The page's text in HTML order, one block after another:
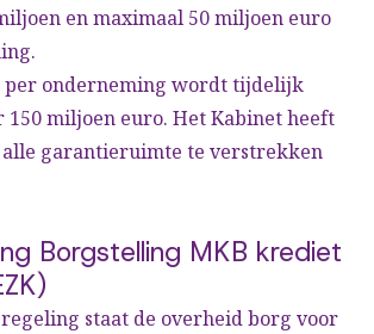
en maximaal 50 miljoen euro
per onderneming wordt tijdelijk
miljoen euro. Het Kabinet heeft
alle garantieruimte te verstrekken
Borgstelling MKB krediet
staat de overheid borg voor